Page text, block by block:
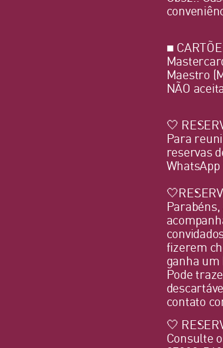
■
Maestro
NÃO
🤍
Para
reservas
WhatsApp
fizerem
ganha um
Pode
contato
🤍
Consulte